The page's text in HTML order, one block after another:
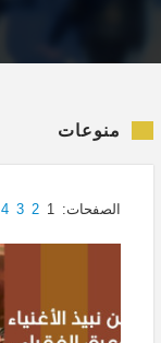
منوعات
الصفحات: 1
2
3
4